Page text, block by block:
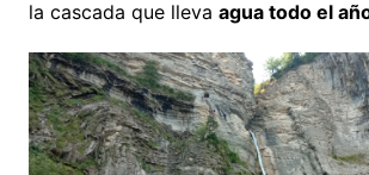
la cascada que lleva agua todo el